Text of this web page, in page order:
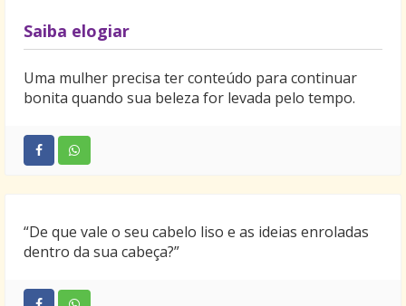
Saiba elogiar
Uma mulher precisa ter conteúdo para continuar
bonita quando sua beleza for levada pelo tempo.
“De que vale o seu cabelo liso e as ideias enroladas
dentro da sua cabeça?”